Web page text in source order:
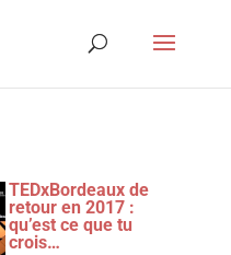
TEDxBordeaux de
retour en 2017 :
qu’est ce que tu
crois…